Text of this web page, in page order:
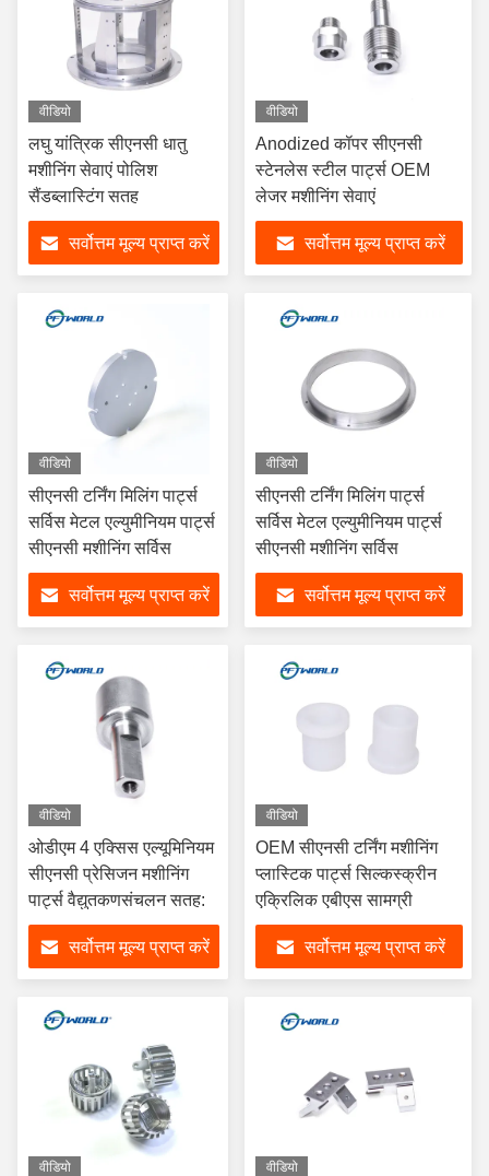
वीडियो
लघु यांत्रिक सीएनसी धातु
मशीनिंग सेवाएं पोलिश
सैंडब्लास्टिंग सतह
सर्वोत्तम मूल्य प्राप्त करें
वीडियो
Anodized कॉपर सीएनसी
स्टेनलेस स्टील पार्ट्स OEM
लेजर मशीनिंग सेवाएं
सर्वोत्तम मूल्य प्राप्त करें
वीडियो
सीएनसी टर्निंग मिलिंग पार्ट्स
सर्विस मेटल एल्युमीनियम पार्ट्स
सीएनसी मशीनिंग सर्विस
सर्वोत्तम मूल्य प्राप्त करें
वीडियो
सीएनसी टर्निंग मिलिंग पार्ट्स
सर्विस मेटल एल्युमीनियम पार्ट्स
सीएनसी मशीनिंग सर्विस
सर्वोत्तम मूल्य प्राप्त करें
वीडियो
ओडीएम 4 एक्सिस एल्यूमिनियम
सीएनसी प्रेसिजन मशीनिंग
पार्ट्स वैद्युतकणसंचलन सतह:
सर्वोत्तम मूल्य प्राप्त करें
वीडियो
OEM सीएनसी टर्निंग मशीनिंग
प्लास्टिक पार्ट्स सिल्कस्क्रीन
एक्रिलिक एबीएस सामग्री
सर्वोत्तम मूल्य प्राप्त करें
वीडियो वीडियो